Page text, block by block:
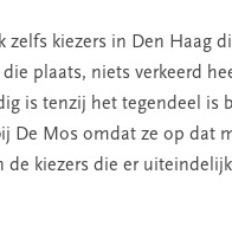
zelfs kiezers in Den Haag
plaats, niets verkeerd
is tenzij het tegendeel is
De Mos omdat ze op dat
de kiezers die er
leiderschap
bij zelfkennis’